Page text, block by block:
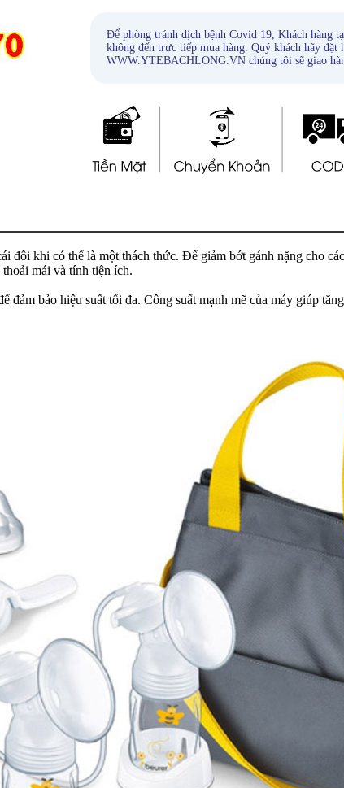
Để phòng tránh dịch bệnh Covid 19, Khách hàng
không đến trực tiếp mua hàng. Quý khách hãy đặt
WWW.YTEBACHLONG.VN chúng tôi sẽ giao
đôi khi có thể là một thách thức. Để giảm bớt gánh nặng cho
mái và tính tiện ích.
đảm bảo hiệu suất tối đa. Công suất mạnh mẽ của máy giúp